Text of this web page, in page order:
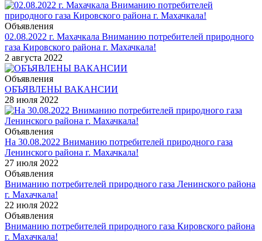
Объявления
02.08.2022 г. Махачкала Вниманию потребителей природного
газа Кировского района г. Махачкала!
2 августа 2022
Объявления
ОБЪЯВЛЕНЫ ВАКАНСИИ
28 июля 2022
Объявления
На 30.08.2022 Вниманию потребителей природного газа
Ленинского района г. Махачкала!
27 июля 2022
Объявления
Вниманию потребителей природного газа Ленинского района
г. Махачкала!
22 июля 2022
Объявления
Вниманию потребителей природного газа Кировского района
г. Махачкала!